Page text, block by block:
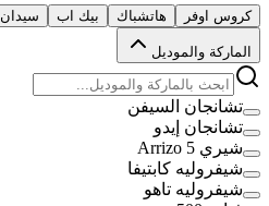
كروس اوفر هاتشباك بيك اب سيدان
الماركة والموديل
تشانجان السيفن
تشانجان إيدو
شيري Arrizo 5
شيفروليه كابتيفا
شيفروليه تاهو